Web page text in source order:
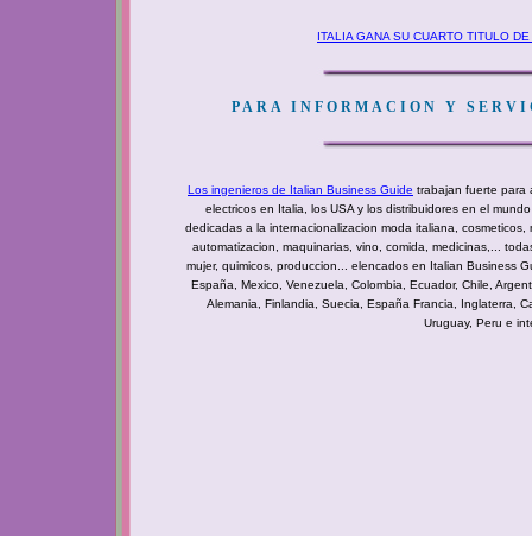
ITALIA GANA SU CUARTO TITULO
PARA INFORMACION Y
Los ingenieros de Italian Business Guide trabajan fuerte para
electricos en Italia, los USA y los distribuidores en el
dedicadas a la internacionalizacion moda italiana,
automatizacion, maquinarias, vino, comida, medicinas,...
mujer, quimicos, produccion... elencados en Italian Business
España, Mexico, Venezuela, Colombia, Ecuador, Chile,
Alemania, Finlandia, Suecia, España Francia, Inglaterra,
Uruguay, Peru e